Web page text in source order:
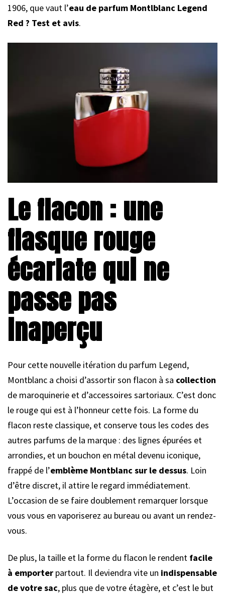
1906, que vaut l’eau de parfum Montlblanc Legend
Red ? Test et avis.
Le flacon : une
flasque rouge
écarlate qui ne
passe pas
inaperçu
Pour cette nouvelle itération du parfum Legend,
Montblanc a choisi d’assortir son flacon à sa collection
de maroquinerie et d’accessoires sartoriaux. C’est donc
le rouge qui est à l’honneur cette fois. La forme du
flacon reste classique, et conserve tous les codes des
autres parfums de la marque : des lignes épurées et
arrondies, et un bouchon en métal devenu iconique,
frappé de l’emblème Montblanc sur le dessus. Loin
d’être discret, il attire le regard immédiatement.
L’occasion de se faire doublement remarquer lorsque
vous vous en vaporiserez au bureau ou avant un rendez-
vous.
De plus, la taille et la forme du flacon le rendent facile
à emporter partout. Il deviendra vite un indispensable
de votre sac, plus que de votre étagère, et c’est le but